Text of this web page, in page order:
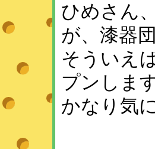
ひめさん
が、漆器
そういえ
プンしま
かなり気